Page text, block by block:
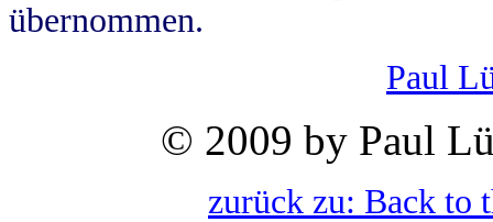
übernommen.
Paul
© 2009 by Paul
zurück zu: Back to